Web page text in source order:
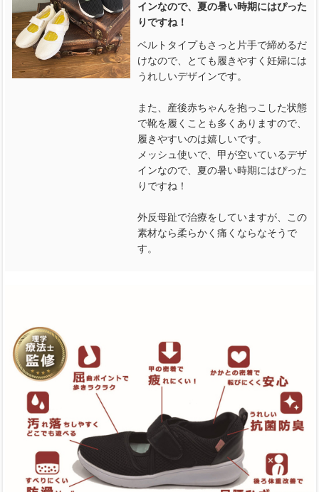
インなので、夏の暑い時期にはぴった
りですね！
ベルトタイプもさっと片手で締めるだ
けなので、とても履きやすく妊婦には
うれしいデザインです。
また、産後赤ちゃんを抱っこした状態
で靴を履くことも多くありますので、
履きやすいのは嬉しいです。
メッシュ使いで、甲が空いているデザ
インなので、夏の暑い時期にはぴった
りですね！
外反母趾で治療をしていますが、この
素材なら柔らかく痛くならなそうで
す。